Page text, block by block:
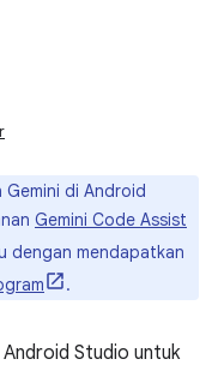
di Android
Gemini Code Assist
dengan mendapatkan
.
Android Studio untuk